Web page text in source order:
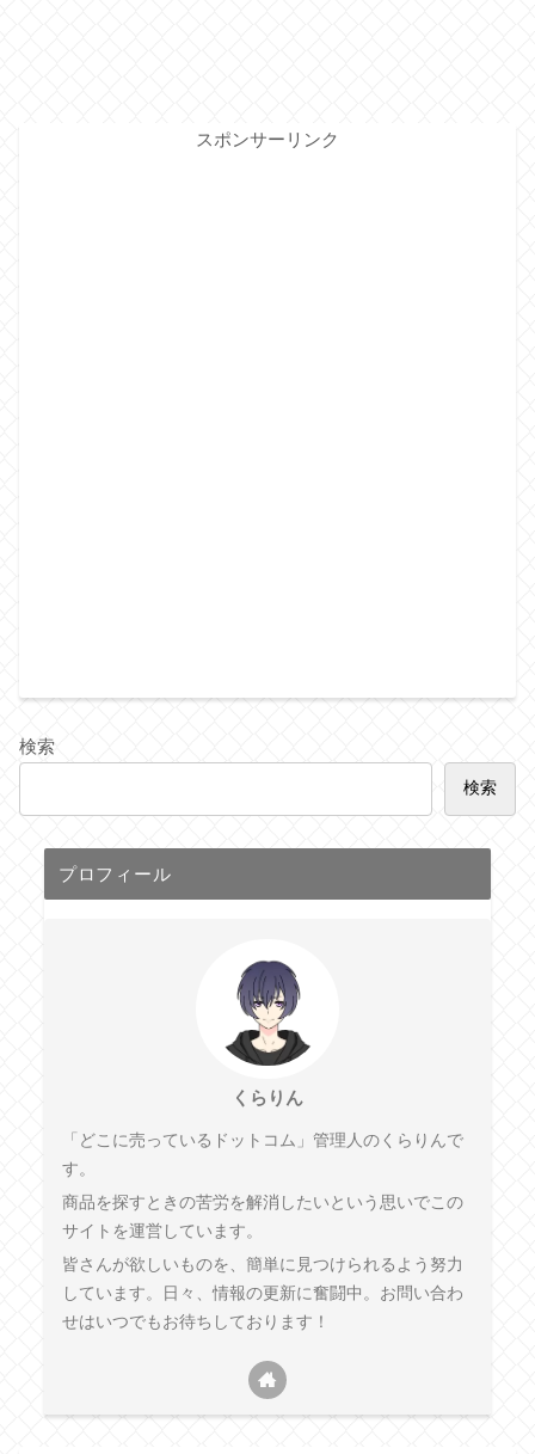
スポンサーリンク
検索
検索
プロフィール
くらりん
「どこに売っているドットコム」管理人のくらりんで
す。
商品を探すときの苦労を解消したいという思いでこの
サイトを運営しています。
皆さんが欲しいものを、簡単に見つけられるよう努力
しています。日々、情報の更新に奮闘中。お問い合わ
せはいつでもお待ちしております！